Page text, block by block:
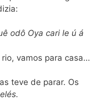
odô Oya cari le ú á
vamos para casa…
teve de parar. Os